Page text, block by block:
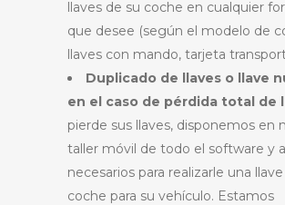
llaves de su coche en cualquier
que desee (según el modelo de
llaves con mando, tarjeta
Duplicado de llaves o llave
en el caso de pérdida total de
pierde sus llaves, disponemos en
taller móvil de todo el software y
necesarios para realizarle una
coche para su vehículo. Estamos